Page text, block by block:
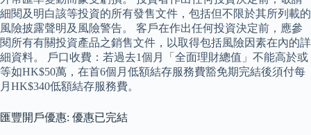
細閱及明白該等投資的所有發售文件，包括但不限於其所列載的
風險披露聲明及風險警告。 客戶在作出任何投資決定前，應參
閱所有有關投資產品之銷售文件，以取得包括風險因素在內的詳
細資料。 戶口收費：若過去1個月「全面理財總值」不能高於或
等如HK$50萬，在首6個月低額結存服務費豁免期完結後須付每
月HK$340低額結存服務費。
匯豐開戶優惠: 優惠已完結